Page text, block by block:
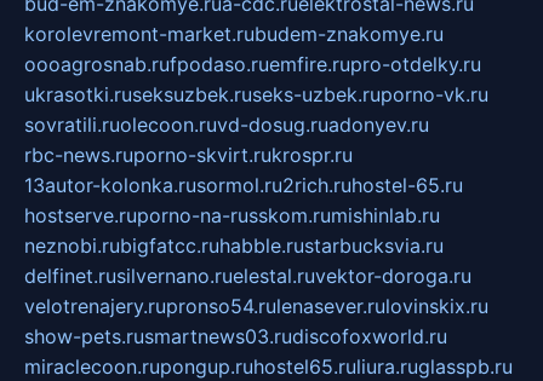
korolevremont-market.rubudem-znakomye.ru
oooagrosnab.rufpodaso.ruemfire.rupro-otdelky.ru
ukrasotki.ruseksuzbek.ruseks-uzbek.ruporno-vk.ru
sovratili.ruolecoon.ruvd-dosug.ruadonyev.ru
rbc-news.ruporno-skvirt.rukrospr.ru
13autor-kolonka.rusormol.ru2rich.ruhostel-65.ru
hostserve.ruporno-na-russkom.rumishinlab.ru
neznobi.rubigfatcc.ruhabble.rustarbucksvia.ru
delfinet.rusilvernano.ruelestal.ruvektor-doroga.ru
velotrenajery.rupronso54.rulenasever.rulovinskix.ru
show-pets.rusmartnews03.rudiscofoxworld.ru
miraclecoon.rupongup.ruhostel65.ruliura.ruglasspb.ru